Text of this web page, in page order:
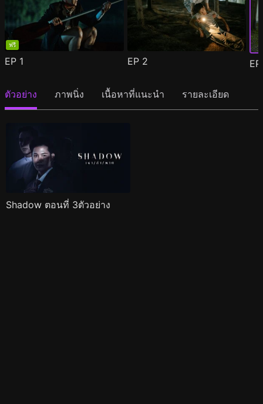
ฟรี
EP 1 EP 2
ตัวอย่าง ภาพนิ่ง เนื้อหาที่แนะนำ รายละเอียด
Shadow ตอนที่ 3ตัวอย่าง